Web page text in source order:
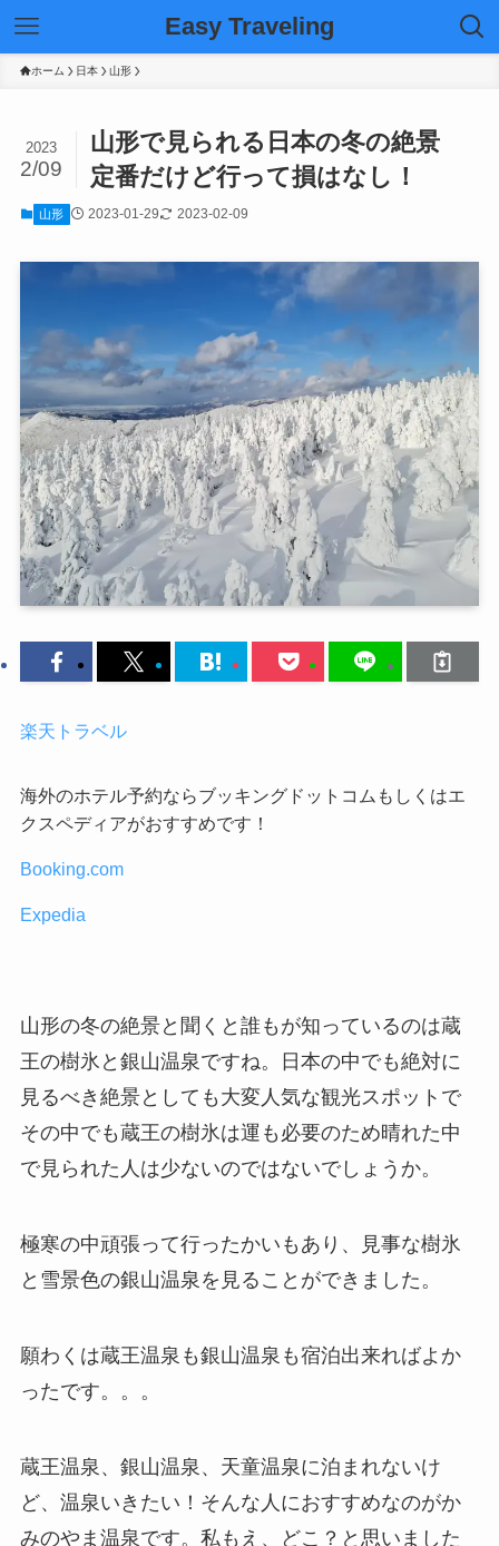
Easy Traveling
ホーム 日本 山形
山形で見られる日本の冬の絶景
定番だけど行って損はなし！
2023
2/09
山形 2023-01-29 2023-02-09
楽天トラベル
海外のホテル予約ならブッキングドットコムもしくはエ
クスペディアがおすすめです！
Booking.com
Expedia
山形の冬の絶景と聞くと誰もが知っているのは蔵
王の樹氷と銀山温泉ですね。日本の中でも絶対に
見るべき絶景としても大変人気な観光スポットで
その中でも蔵王の樹氷は運も必要のため晴れた中
で見られた人は少ないのではないでしょうか。
極寒の中頑張って行ったかいもあり、見事な樹氷
と雪景色の銀山温泉を見ることができました。
願わくは蔵王温泉も銀山温泉も宿泊出来ればよか
ったです。。。
蔵王温泉、銀山温泉、天童温泉に泊まれないけ
ど、温泉いきたい！そんな人におすすめなのがか
みのやま温泉です。私もえ、どこ？と思いました